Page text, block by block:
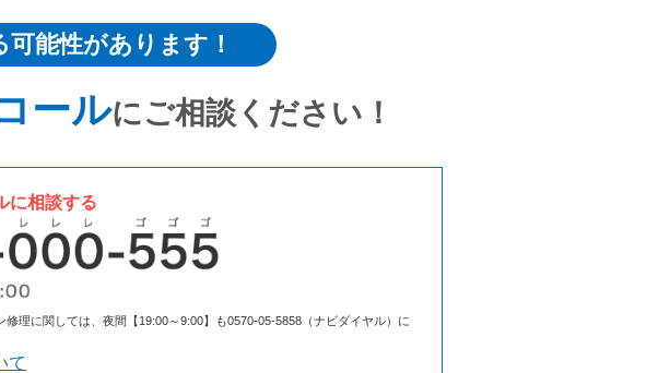
能性があります！
ールにご相談ください！
に相談する
理に関しては、夜間【19:00～9:00】も0570-05-5858（ナビダイヤル）に
て